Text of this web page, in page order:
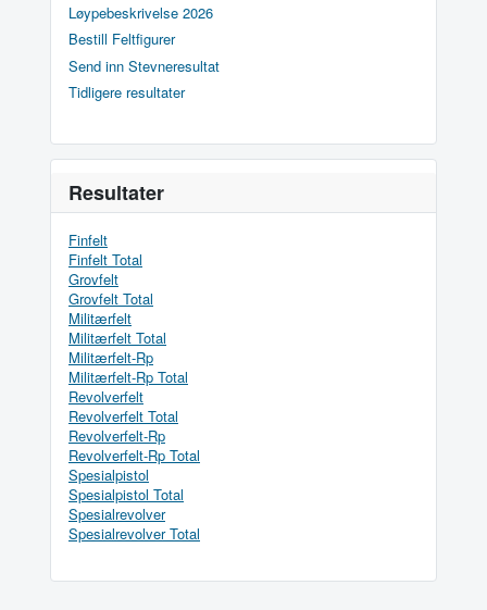
Løypebeskrivelse 2026
Bestill Feltfigurer
Send inn Stevneresultat
Tidligere resultater
Resultater
Finfelt
Finfelt Total
Grovfelt
Grovfelt Total
Militærfelt
Militærfelt Total
Militærfelt-Rp
Militærfelt-Rp Total
Revolverfelt
Revolverfelt Total
Revolverfelt-Rp
Revolverfelt-Rp Total
Spesialpistol
Spesialpistol Total
Spesialrevolver
Spesialrevolver Total